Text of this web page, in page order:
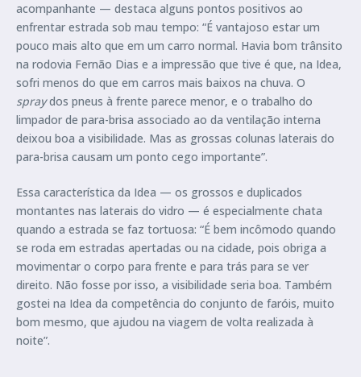
acompanhante — destaca alguns pontos positivos ao
enfrentar estrada sob mau tempo: “É vantajoso estar um
pouco mais alto que em um carro normal. Havia bom trânsito
na rodovia Fernão Dias e a impressão que tive é que, na Idea,
sofri menos do que em carros mais baixos na chuva. O
spraydos pneus à frente parece menor, e o trabalho do
limpador de para-brisa associado ao da ventilação interna
deixou boa a visibilidade. Mas as grossas colunas laterais do
para-brisa causam um ponto cego importante”.
Essa característica da Idea — os grossos e duplicados
montantes nas laterais do vidro — é especialmente chata
quando a estrada se faz tortuosa: “É bem incômodo quando
se roda em estradas apertadas ou na cidade, pois obriga a
movimentar o corpo para frente e para trás para se ver
direito. Não fosse por isso, a visibilidade seria boa. Também
gostei na Idea da competência do conjunto de faróis, muito
bom mesmo, que ajudou na viagem de volta realizada à
noite”.